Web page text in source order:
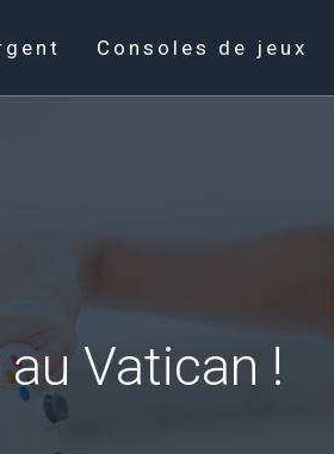
Consoles de jeux
Vatican !